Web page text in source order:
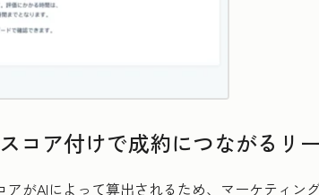
コア付けで成約につながるリ
がAIによって算出されるため、マーケティン